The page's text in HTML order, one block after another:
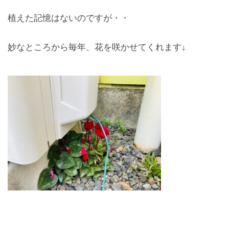
Hearing Aid
アクセス
よくあるご質問
植えた記憶はないのですが・・
妙なところから毎年、花を咲かせてくれます↓